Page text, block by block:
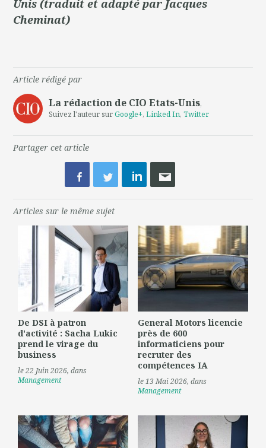
Unis (traduit et adapté par Jacques
Cheminat)
Article rédigé par
La rédaction de CIO Etats-Unis,
Suivez l'auteur surGoogle+,Linked In,Twitter
Partager cet article
Articles sur le même sujet
De DSI à patron
d'activité : Sacha Lukic
prend le virage du
business
le 22 Juin 2026, dans
Management
General Motors licencie
près de 600
informaticiens pour
recruter des
compétences IA
le 13 Mai 2026, dans
Management